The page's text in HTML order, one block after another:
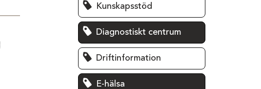
Kunskapsstöd
Diagnostiskt centrum
Driftinformation
E-hälsa